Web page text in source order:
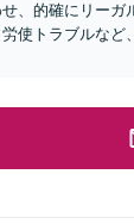
、的確にリー
使トラブルな